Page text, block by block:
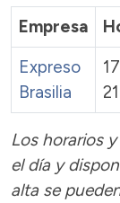
Empresa
Expreso
Brasilia
Los horarios
el día y
alta se